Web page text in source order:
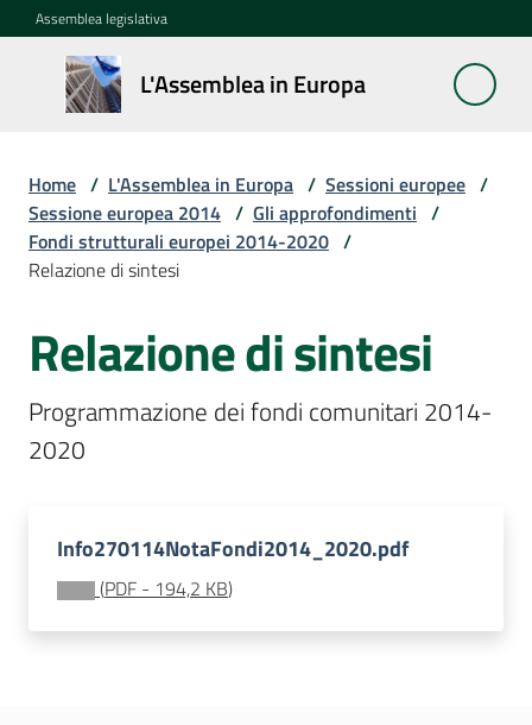
Vai al contenuto
Vai alla navigazione
Vai al footer
Assemblea legislativa
L'Assemblea in Europa
L'Assemblea
in Europa
Cos'è
la
Sessione
La
europea
regionale
Sessioni
europee
Menu selezionato
Notizie
Home / L'Assemblea in Europa / Sessioni europee /
Sessione europea 2014 / Gli approfondimenti /
Fondi strutturali europei 2014-2020 /
Relazione di sintesi
Relazione di sintesi
Programmazione dei fondi comunitari 2014-
2020
Info270114NotaFondi2014_2020.pdf
(PDF - 194,2 KB)